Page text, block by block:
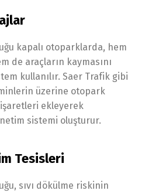
kapalı otoparklarda, hem
de araçların kaymasını
kullanılır. Saer Trafik gibi
üzerine otopark
ekleyerek
sistemi oluşturur.
Tesisleri
sıvı dökülme riskinin